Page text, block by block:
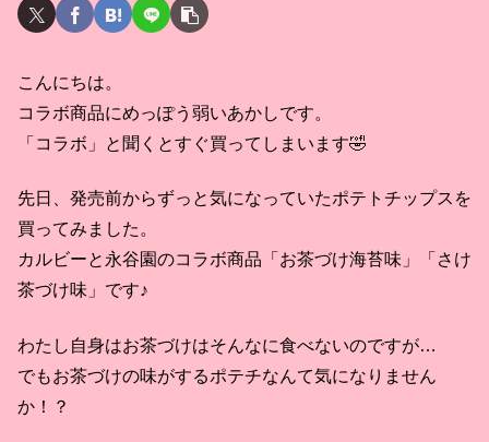
こんにちは。
コラボ商品にめっぽう弱いあかしです。
「コラボ」と聞くとすぐ買ってしまいます🤣
先日、発売前からずっと気になっていたポテトチップスを
買ってみました。
カルビーと永谷園のコラボ商品「お茶づけ海苔味」「さけ
茶づけ味」です♪
わたし自身はお茶づけはそんなに食べないのですが…
でもお茶づけの味がするポテチなんて気になりません
か！？